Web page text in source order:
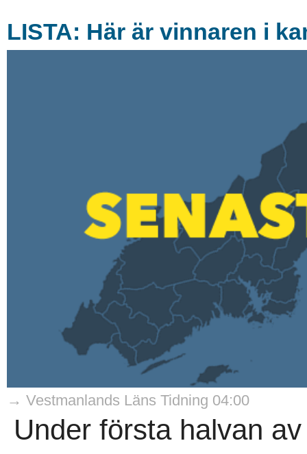
LISTA: Här är vinnaren i
→ Vestmanlands Läns Tidning 04:00
Under första halvan